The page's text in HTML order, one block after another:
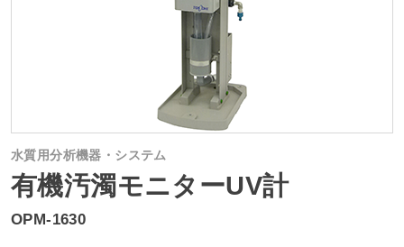
水質用分析機器・システム
有機汚濁モニターUV計
OPM-1630